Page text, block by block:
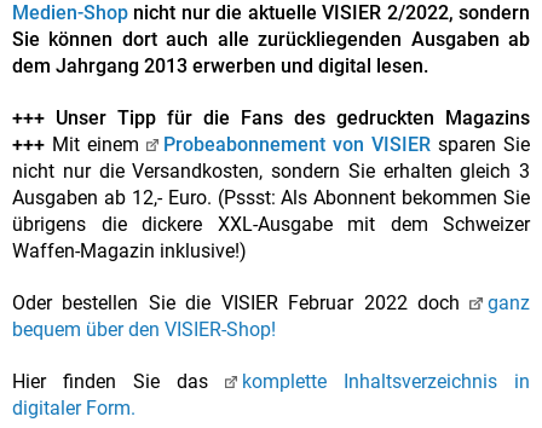
Medien-Shop nicht nur die aktuelle VISIER 2/2022, sondern
Sie können dort auch alle zurückliegenden Ausgaben ab
dem Jahrgang 2013 erwerben und digital lesen.
+++ Unser Tipp für die Fans des gedruckten Magazins
+++ Mit einem Probeabonnement von VISIERsparen Sie
nicht nur die Versandkosten, sondern Sie erhalten gleich 3
Ausgaben ab 12,- Euro. (Pssst: Als Abonnent bekommen Sie
übrigens die dickere XXL-Ausgabe mit dem Schweizer
Waffen-Magazin inklusive!)
Oder bestellen Sie die VISIER Februar 2022 doch
ganz
bequem über den VISIER-Shop!
Hier finden Sie das
komplette Inhaltsverzeichnis in
digitaler Form.